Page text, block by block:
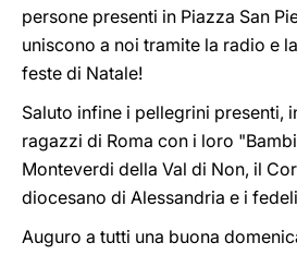
persone presenti in Piazza San
uniscono a noi tramite la radio e
feste di Natale!
Saluto infine i pellegrini presenti,
ragazzi di Roma con i loro
Monteverdi della Val di Non, il
diocesano di Alessandria e i
Auguro a tutti una buona